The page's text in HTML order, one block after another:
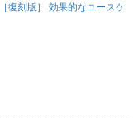
復刻版］ 効果的なユースケ